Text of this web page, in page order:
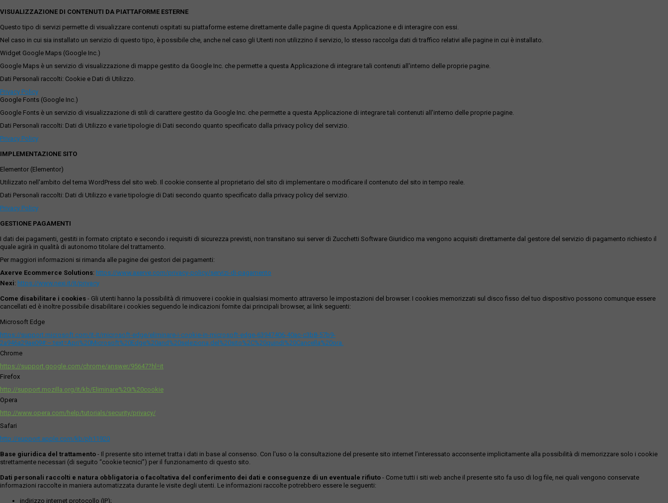
VISUALIZZAZIONE DI CONTENUTI DA PIATTAFORME ESTERNE
Questo tipo di servizi permette di visualizzare contenuti ospitati su piattaforme esterne direttamente dalle pagine di questa Applicazione e di interagire con essi.
Nel caso in cui sia installato un servizio di questo tipo, è possibile che, anche nel caso gli Utenti non utilizzino il servizio, lo stesso raccolga dati di traffico relativi alle pagine in cui è installato.
Widget Google Maps (Google Inc.)
Google Maps è un servizio di visualizzazione di mappe gestito da Google Inc. che permette a questa Applicazione di integrare tali contenuti all'interno delle proprie pagine.
Dati Personali raccolti: Cookie e Dati di Utilizzo.
Privacy Policy
Google Fonts (Google Inc.)
Google Fonts è un servizio di visualizzazione di stili di carattere gestito da Google Inc. che permette a questa Applicazione di integrare tali contenuti all'interno delle proprie pagine.
Dati Personali raccolti: Dati di Utilizzo e varie tipologie di Dati secondo quanto specificato dalla privacy policy del servizio.
Privacy Policy
IMPLEMENTAZIONE SITO
Elementor (Elementor)
Utilizzato nell'ambito del tema WordPress del sito web. Il cookie consente al proprietario del sito di implementare o modificare il contenuto del sito in tempo reale.
Dati Personali raccolti: Dati di Utilizzo e varie tipologie di Dati secondo quanto specificato dalla privacy policy del servizio.
Privacy Policy
GESTIONE PAGAMENTI
I dati dei pagamenti, gestiti in formato criptato e secondo i requisiti di sicurezza previsti, non transitano sui server di Zucchetti Software Giuridico ma vengono acquisiti direttamente dal gestore del servizio di pagamento richiesto il
quale agirà in qualità di autonomo titolare del trattamento.
Per maggiori informazioni si rimanda alle pagine dei gestori dei pagamenti:
Axerve Ecommerce Solutions: https://www.axerve.com/privacy-policy/servizi-di-pagamento
Nexi: https://www.nexi.it/it/privacy
Come disabilitare i cookies - Gli utenti hanno la possibilità di rimuovere i cookie in qualsiasi momento attraverso le impostazioni del browser. I cookies memorizzati sul disco fisso del tuo dispositivo possono comunque essere
cancellati ed è inoltre possibile disabilitare i cookies seguendo le indicazioni fornite dai principali browser, ai link seguenti:
Microsoft Edge
https://support.microsoft.com/it-it/microsoft-edge/eliminare-i-cookie-in-microsoft-edge-63947406-40ac-c3b8-57b9-
2a946a29ae09#:~:text=Apri%20Microsoft%20Edge%20and%20seleziona,del%20sito%2C%20quindi%20Cancella%20ora.
Chrome
https://support.google.com/chrome/answer/95647?hl=it
Firefox
http://support.mozilla.org/it/kb/Eliminare%20i%20cookie
Opera
http://www.opera.com/help/tutorials/security/privacy/
Safari
http://support.apple.com/kb/ph11920
Base giuridica del trattamento - Il presente sito internet tratta i dati in base al consenso. Con l'uso o la consultazione del presente sito internet l’interessato acconsente implicitamente alla possibilità di memorizzare solo i cookie
strettamente necessari (di seguito “cookie tecnici”) per il funzionamento di questo sito.
Dati personali raccolti e natura obbligatoria o facoltativa del conferimento dei dati e conseguenze di un eventuale rifiuto - Come tutti i siti web anche il presente sito fa uso di log file, nei quali vengono conservate
informazioni raccolte in maniera automatizzata durante le visite degli utenti. Le informazioni raccolte potrebbero essere le seguenti:
indirizzo internet protocollo (IP);